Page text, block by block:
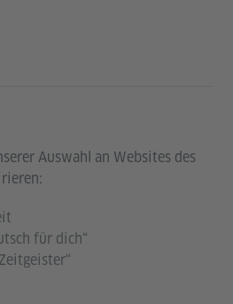
Auswahl an Websites des
für dich“